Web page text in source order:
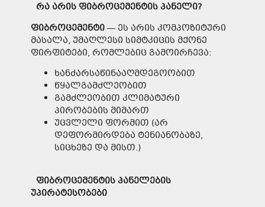
რა არის ფიბროცემენტისპანელი?
ფიბროცემენტი— ეს არის კომპოზიტური
მასალა, უმაღლესი სიმტკიცის მქონე
ფირფიტები, რომლებიც გამოირჩევა:
ხანძარსაწინააღმდეგოობით
წყალგამძლეობით
გამძლეობით კლიმატური
პირობების მიმართ
უცვლელი ფორმით (არ
დეფორმირდება ტენიანობაზე,
სიცხეზე და მისთ.)
ფიბროცემენტისპანელების
უპირატესობები